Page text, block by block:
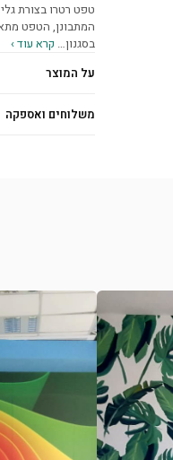
טפט רטרו בצורת
המתבונן, הטפט
בסגנון… קרא עוד ›
על המוצר
משלוחים ואספקה